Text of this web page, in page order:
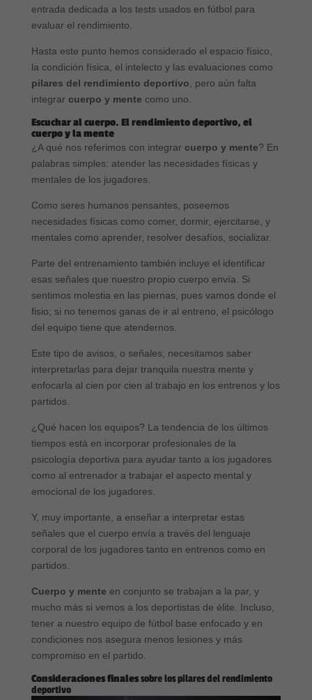
entrada dedicada a los tests usados en fútbol para
evaluar el rendimiento.
Hasta este punto hemos considerado el espacio físico,
la condición física, el intelecto y las evaluaciones como
pilares del rendimiento deportivo , pero aún falta
integrar cuerpo y mente como uno.
Escuchar al cuerpo. El rendimiento deportivo, el
cuerpo y la mente
¿A qué nos referimos con integrar cuerpo y mente? En
palabras simples: atender las necesidades físicas y
mentales de los jugadores.
Como seres humanos pensantes, poseemos
necesidades físicas como comer, dormir, ejercitarse, y
mentales como aprender, resolver desafíos, socializar.
Parte del entrenamiento también incluye el identificar
esas señales que nuestro propio cuerpo envía. Si
sentimos molestia en las piernas, pues vamos donde el
fisio; si no tenemos ganas de ir al entreno, el psicólogo
del equipo tiene que atendernos.
Este tipo de avisos, o señales, necesitamos saber
interpretarlas para dejar tranquila nuestra mente y
enfocarla al cien por cien al trabajo en los entrenos y los
partidos.
¿Qué hacen los equipos? La tendencia de los últimos
tiempos está en incorporar profesionales de la
psicología deportiva para ayudar tanto a los jugadores
como al entrenador a trabajar el aspecto mental y
emocional de los jugadores.
Y, muy importante, a enseñar a interpretar estas
señales que el cuerpo envía a través del lenguaje
corporal de los jugadores tanto en entrenos como en
partidos.
Cuerpo y mente en conjunto se trabajan a la par, y
mucho más si vemos a los deportistas de élite. Incluso,
tener a nuestro equipo de fútbol base enfocado y en
condiciones nos asegura menos lesiones y más
compromiso en el partido.
Consideraciones finalessobre los pilares del rendimiento
deportivo